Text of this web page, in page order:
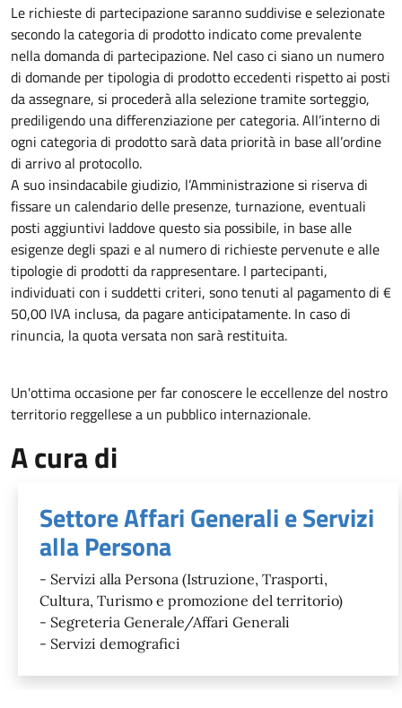
Le richieste di partecipazione saranno suddivise e selezionate
secondo la categoria di prodotto indicato come prevalente
nella domanda di partecipazione. Nel caso ci siano un numero
di domande per tipologia di prodotto eccedenti rispetto ai posti
da assegnare, si procederà alla selezione tramite sorteggio,
prediligendo una differenziazione per categoria. All’interno di
ogni categoria di prodotto sarà data priorità in base all’ordine
di arrivo al protocollo.
A suo insindacabile giudizio, l’Amministrazione si riserva di
fissare un calendario delle presenze, turnazione, eventuali
posti aggiuntivi laddove questo sia possibile, in base alle
esigenze degli spazi e al numero di richieste pervenute e alle
tipologie di prodotti da rappresentare. I partecipanti,
individuati con i suddetti criteri, sono tenuti al pagamento di €
50,00 IVA inclusa, da pagare anticipatamente. In caso di
rinuncia, la quota versata non sarà restituita.
Un'ottima occasione per far conoscere le eccellenze del nostro
territorio reggellese a un pubblico internazionale.
A cura di
Settore Affari Generali e Servizi
alla Persona
- Servizi alla Persona (Istruzione, Trasporti,
Cultura, Turismo e promozione del territorio)
- Segreteria Generale/Affari Generali
- Servizi demografici